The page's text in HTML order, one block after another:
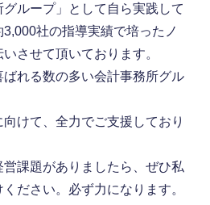
ループ」として自ら実践して
3,000社の指導実績で培ったノ
させて頂いております。
ばれる数の多い会計事務所グル
けて、全力でご支援しており
課題がありましたら、ぜひ私
ださい。必ず力になります。